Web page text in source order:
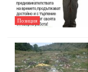
Позиция